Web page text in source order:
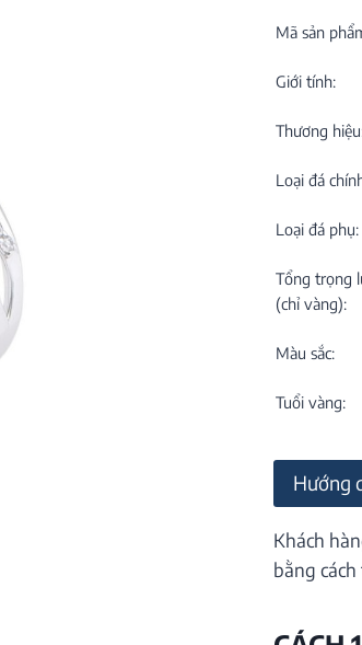
Mã sản
Giới tính:
Thương
Loại đá
Loại đá phụ:
Tổng trọng
(chỉ vàng):
Màu sắc:
Tuổi vàng:
Hướng
Khách
bằng